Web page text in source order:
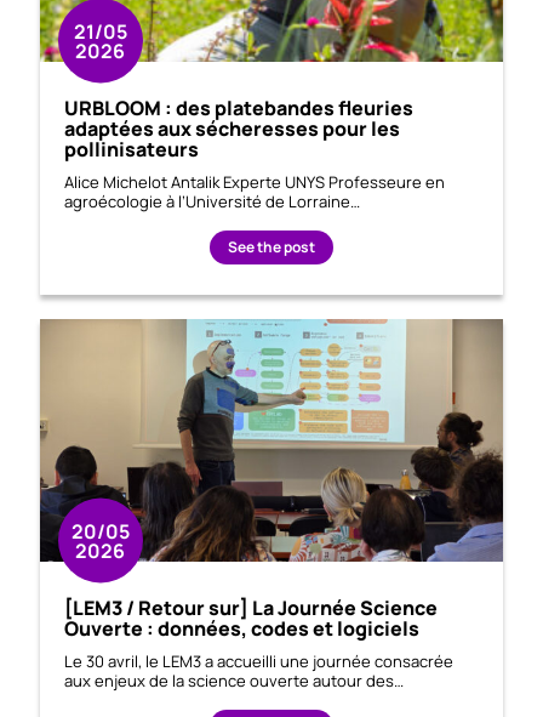
21/05
2026
URBLOOM : des platebandes fleuries
adaptées aux sécheresses pour les
pollinisateurs
Alice Michelot Antalik Experte UNYS Professeure en
agroécologie à l’Université de Lorraine…
See the post
20/05
2026
[LEM3 / Retour sur] La Journée Science
Ouverte : données, codes et logiciels
Le 30 avril, le LEM3 a accueilli une journée consacrée
aux enjeux de la science ouverte autour des…